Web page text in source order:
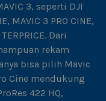
3, seperti DJI
MAVIC 3 PRO CINE,
Dari
rekam
bisa pilih Mavic
Cine mendukung
422 HQ,